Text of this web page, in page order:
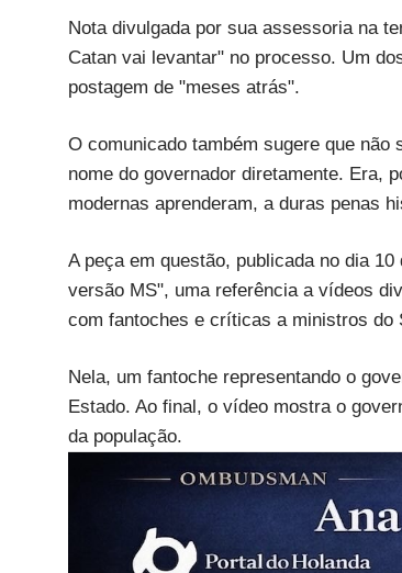
Nota divulgada por sua assessoria na
Catan vai levantar" no processo. Um
postagem de "meses atrás".
O comunicado também sugere que
nome do governador diretamente. Era,
modernas aprenderam, a duras penas
A peça em questão, publicada no dia
versão MS", uma referência a vídeos
com fantoches e críticas a ministros do
Nela, um fantoche representando o
Estado. Ao final, o vídeo mostra o
da população.